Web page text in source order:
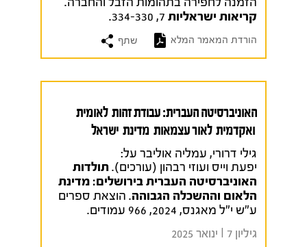
קריאות ישראליות
הורדת המאמר המלא שתף
האוניברסיטה העברית: עבודת זהות לאומית
ואקדמית לאור עצמאות מדינת ישראל
גילי דרורי, עמליה אוליבר על:
יפעת וייס ועוזי רבהון (עורכים).תולדות
האוניברסיטה העברית בירושלים: מדינת
הלאום וההשכלה הגבוהה. הוצאת ספרים
ע״ש י״ל מאגנס, 2024, 966 עמודים.
גיליון 7 I ינואר 2025